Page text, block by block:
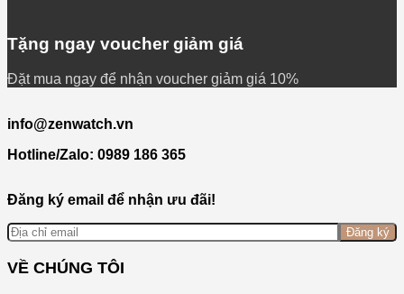
Tặng ngay voucher giảm giá
Đặt mua ngay để nhận voucher giảm giá 10%
info@zenwatch.vn
Hotline/Zalo: 0989 186 365
Đăng ký email để nhận ưu đãi!
Đăng ký
VỀ CHÚNG TÔI